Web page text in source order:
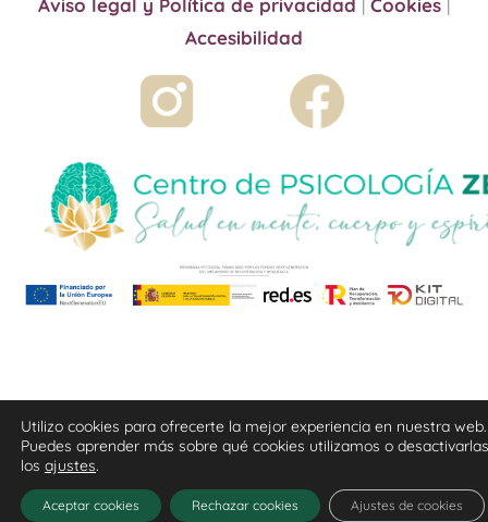
Aviso legal y Política de privacidad | Cookies |
Accesibilidad
Utilizo cookies para ofrecerte la mejor experiencia en nuestra web.
Puedes aprender más sobre qué cookies utilizamos o
los ajustes.
Aceptar cookies Rechazar cookies Ajustes de cookies